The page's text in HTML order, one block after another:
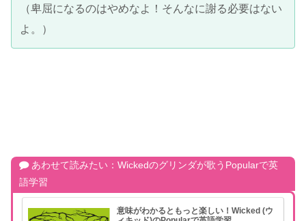
（卑屈になるのはやめなよ！そんなに謝る必要はない
よ。）
あわせて読みたい：Wickedのグリンダが歌うPopularで英
語学習
意味がわかるともっと楽しい！Wicked (ウ